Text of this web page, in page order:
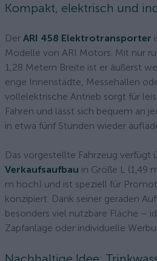
Kompakt, elektrisch und
Der ARI 458 Elektrotransporter
Modelle von ARI Motors. Mit nur
1,28 Metern Breite ist er äußerst
enge Innenstädte, Messehallen
vollelektrische Antrieb sorgt für
Fahren und lässt sich bequem an
in etwa fünf Stunden wieder
Das vorgestellte Fahrzeug verfügt
Verkaufsaufbau in Größe L (1,49
m hoch) und ist speziell für
konzipiert. Dank seiner geraden
besonders viel nutzbare Fläche –
Zapfanlage oder individuelle